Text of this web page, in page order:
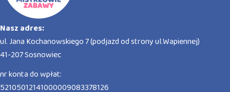
Nasz adres:
ul. Jana Kochanowskiego 7 (podjazd od strony ul.Wapiennej)
41-207 Sosnowiec
nr konta do wpłat:
52105012141000009083378126